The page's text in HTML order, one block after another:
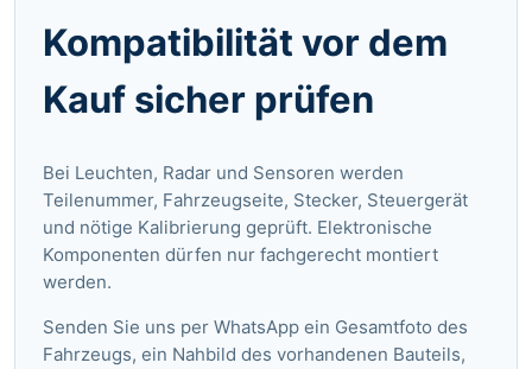
Kompatibilität vor dem
Kauf sicher prüfen
Bei Leuchten, Radar und Sensoren werden
Teilenummer, Fahrzeugseite, Stecker, Steuergerät
und nötige Kalibrierung geprüft. Elektronische
Komponenten dürfen nur fachgerecht montiert
werden.
Senden Sie uns per WhatsApp ein Gesamtfoto des
Fahrzeugs, ein Nahbild des vorhandenen Bauteils,